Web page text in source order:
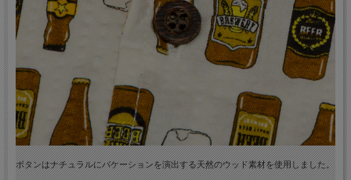
ボタンはナチュラルにバケーションを演出する天然のウッド素材を使用しました。